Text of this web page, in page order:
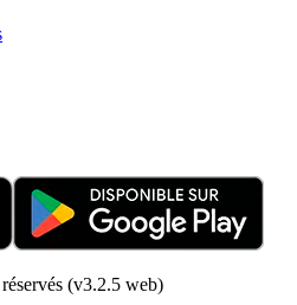
(v3.2.5 web)